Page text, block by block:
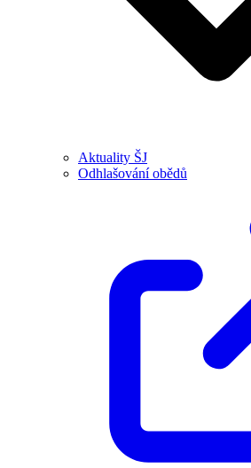
Aktuality ŠJ
Odhlašování obědů